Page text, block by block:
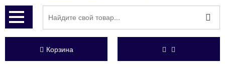
Корзина